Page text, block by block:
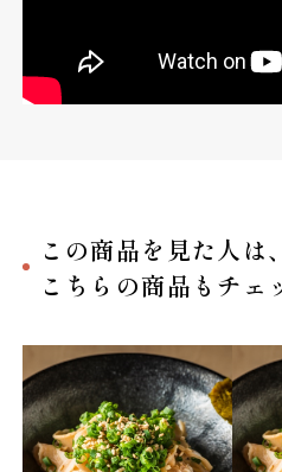
この商品を見た人は、
こちらの商品もチェ